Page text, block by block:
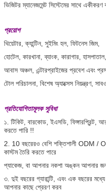
ভিজিটর ম্যানেজমেন্ট সিস্টেমের সাথে
প্রয়োগ
থিয়েটার, ক্যান্টিন, সুইমিং হল, ফিটনেস জিম,
হোটেল, কারখানা, ব্যাংক, কারাগার,
আবাস অঞ্চল, এন্টারপ্রাইজের প্রবেশ এবং
টোল পরিচালনা, বিশেষ অ্যাক্সেস নিয়ন্ত্রণ,
প্রতিযোগিতামূলক সুবিধা
১. টিকিট, বারকোড, ইএসডি,
করতে পারি !!
2. 10 বছরেরও বেশি শক্তিশালী ODM /
কাস্টম তৈরি করতে পারে
প্যাকেজ, বা আপনার নকশা অঙ্কন আপনার
৩. দুই বছরের গ্যারান্টি, এবং এক বছরের
আপনার কাছে প্রেরণ করব